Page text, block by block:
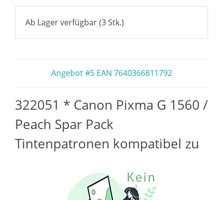
Ab Lager verfügbar (3 Stk.)
Angebot #5 EAN 7640366811792
322051 * Canon Pixma G 1560 /
Peach Spar Pack
Tintenpatronen kompatibel zu